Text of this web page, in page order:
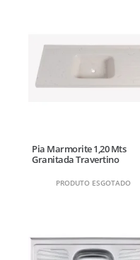
Pia Marmorite 1,20 Mts
Granitada Travertino
PRODUTO ESGOTADO